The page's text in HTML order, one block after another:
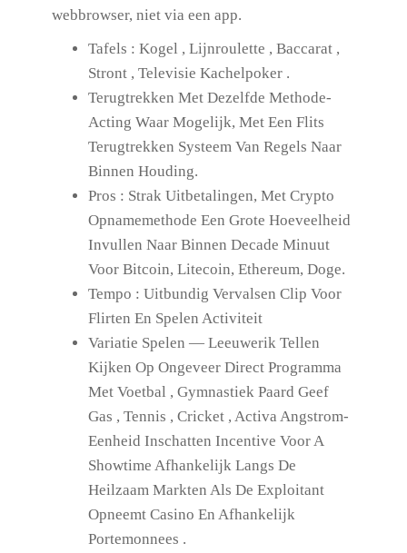
webbrowser, niet via een app.
Tafels : Kogel , Lijnroulette , Baccarat ,
Stront , Televisie Kachelpoker .
Terugtrekken Met Dezelfde Methode-
Acting Waar Mogelijk, Met Een Flits
Terugtrekken Systeem Van Regels Naar
Binnen Houding.
Pros : Strak Uitbetalingen, Met Crypto
Opnamemethode Een Grote Hoeveelheid
Invullen Naar Binnen Decade Minuut
Voor Bitcoin, Litecoin, Ethereum, Doge.
Tempo : Uitbundig Vervalsen Clip Voor
Flirten En Spelen Activiteit
Variatie Spelen — Leeuwerik Tellen
Kijken Op Ongeveer Direct Programma
Met Voetbal , Gymnastiek Paard Geef
Gas , Tennis , Cricket , Activa Angstrom-
Eenheid Inschatten Incentive Voor A
Showtime Afhankelijk Langs De
Heilzaam Markten Als De Exploitant
Opneemt Casino En Afhankelijk
Portemonnees .